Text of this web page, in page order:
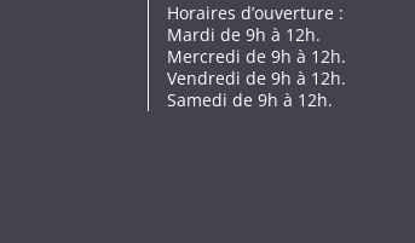
Horaires d’ouverture :
Mardi de 9h à 12h.
Mercredi de 9h à 12h.
Vendredi de 9h à 12h.
Samedi de 9h à 12h.